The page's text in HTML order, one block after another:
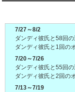
7/27～8/2
ダンディ彼氏と58回の
ダンディ彼氏と1回の
7/20～7/26
ダンディ彼氏と55回の
ダンディ彼氏と2回の
7/13～7/19